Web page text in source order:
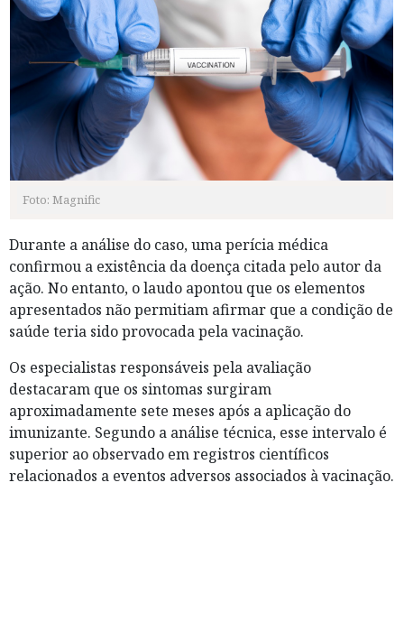
Foto: Magnific
Durante a análise do caso, uma perícia médica
confirmou a existência da doença citada pelo autor da
ação. No entanto, o laudo apontou que os elementos
apresentados não permitiam afirmar que a condição de
saúde teria sido provocada pela vacinação.
Os especialistas responsáveis pela avaliação
destacaram que os sintomas surgiram
aproximadamente sete meses após a aplicação do
imunizante. Segundo a análise técnica, esse intervalo é
superior ao observado em registros científicos
relacionados a eventos adversos associados à vacinação.